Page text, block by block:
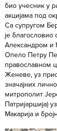
био учесник у
акцијама под
Са супругом
је благословио
Александром и
Опело Петру
православном
Женеве, уз
значајних
митрополит
Патријаршија)
Макарија и